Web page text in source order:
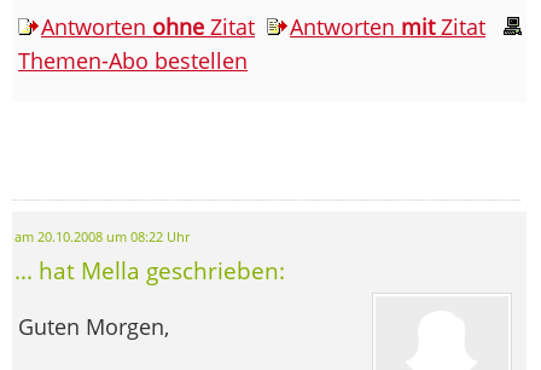
Antworten ohne Zitat Antworten mitZitat
Themen-Abo bestellen
am 20.10.2008 um 08:22 Uhr
... hat Mella geschrieben:
Guten Morgen,